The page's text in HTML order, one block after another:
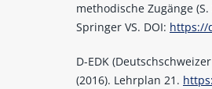
methodische Zugänge
Springer VS. DOI: https://
D-EDK
(2016). Lehrplan 21.